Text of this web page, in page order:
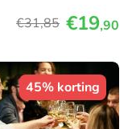
€31,85 €19,90
45% korting